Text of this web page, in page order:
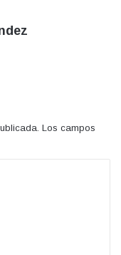
Los campos